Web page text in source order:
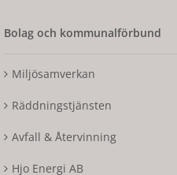
Bolag och kommunalförbund
Miljösamverkan
Räddningstjänsten
Avfall & Återvinning
Hjo Energi AB